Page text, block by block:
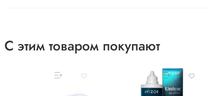
С этим товаром покупают